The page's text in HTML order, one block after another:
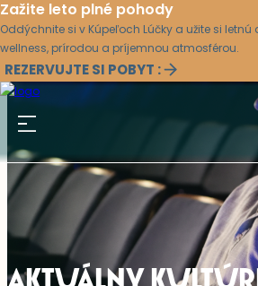
Zažite leto plné pohody
Oddýchnite si v Kúpeľoch Lúčky a užite si
wellness, prírodou a príjemnou atmosférou.
REZERVUJTE SI POBYT :
AKTUÁLNY